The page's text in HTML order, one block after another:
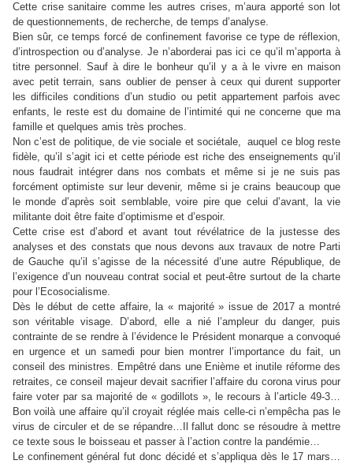
Cette crise sanitaire comme les autres crises, m’aura apporté son lot
de questionnements, de recherche, de temps d’analyse.
Bien sûr, ce temps forcé de confinement favorise ce type de réflexion,
d’introspection ou d’analyse. Je n’aborderai pas ici ce qu’il m’apporta à
titre personnel. Sauf à dire le bonheur qu’il y a à le vivre en maison
avec petit terrain, sans oublier de penser à ceux qui durent supporter
les difficiles conditions d’un studio ou petit appartement parfois avec
enfants, le reste est du domaine de l’intimité qui ne concerne que ma
famille et quelques amis très proches.
Non c’est de politique, de vie sociale et sociétale, auquel ce blog reste
fidèle, qu’il s’agit ici et cette période est riche des enseignements qu’il
nous faudrait intégrer dans nos combats et même si je ne suis pas
forcément optimiste sur leur devenir, même si je crains beaucoup que
le monde d’après soit semblable, voire pire que celui d’avant, la vie
militante doit être faite d’optimisme et d’espoir.
Cette crise est d’abord et avant tout révélatrice de la justesse des
analyses et des constats que nous devons aux travaux de notre Parti
de Gauche qu’il s’agisse de la nécessité d’une autre République, de
l’exigence d’un nouveau contrat social et peut-être surtout de la charte
pour l’Ecosocialisme.
Dès le début de cette affaire, la « majorité » issue de 2017 a montré
son véritable visage. D’abord, elle a nié l’ampleur du danger, puis
contrainte de se rendre à l’évidence le Président monarque a convoqué
en urgence et un samedi pour bien montrer l’importance du fait, un
conseil des ministres. Empêtré dans une Enième et inutile réforme des
retraites, ce conseil majeur devait sacrifier l’affaire du corona virus pour
faire voter par sa majorité de « godillots », le recours à l’article 49-3…
Bon voilà une affaire qu’il croyait réglée mais celle-ci n’empêcha pas le
virus de circuler et de se répandre…Il fallut donc se résoudre à mettre
ce texte sous le boisseau et passer à l’action contre la pandémie…
Le confinement général fut donc décidé et s’appliqua dès le 17 mars…